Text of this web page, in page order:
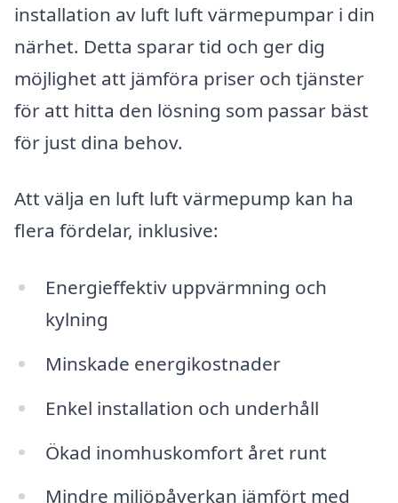
installation av luft luft värmepumpar i din
närhet. Detta sparar tid och ger dig
möjlighet att jämföra priser och tjänster
för att hitta den lösning som passar bäst
för just dina behov.
Att välja en luft luft värmepump kan ha
flera fördelar, inklusive:
Energieffektiv uppvärmning och
kylning
Minskade energikostnader
Enkel installation och underhåll
Ökad inomhuskomfort året runt
Mindre miljöpåverkan jämfört med